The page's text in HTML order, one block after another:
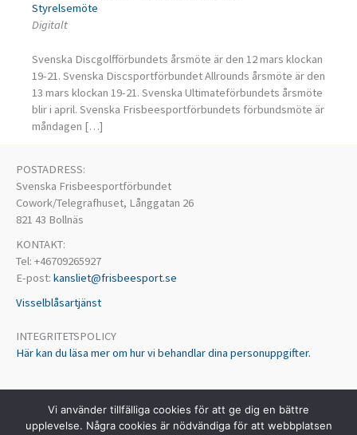
Styrelsemöte
Digitalt
Svenska Discgolfförbundets årsmöte är den 12 mars klockan
19-21. Svenska Discsportförbundet Allrounds årsmöte är den
13 mars klockan 19-21. Svenska Ultimateförbundets årsmöte
blir i april. Svenska Frisbeesportförbundets förbundsmöte är
måndagen […]
POSTADRESS:
Svenska Frisbeesportförbundet
Cowork/Telegrafhuset, Långgatan 26
821 43 Bollnäs
KONTAKT:
Tel: +46709265927
E-post: kansliet@frisbeesport.se
Visselblåsartjänst
INTEGRITETSPOLICY
Här kan du läsa mer om hur vi behandlar dina personuppgifter.
Vi använder tillfälliga cookies för att ge dig en bättre
upplevelse. Några cookies är nödvändiga för att webbplatsen